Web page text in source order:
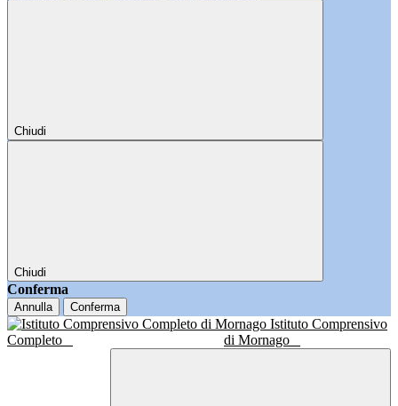
Chiudi
Chiudi
Conferma
Annulla Conferma
Istituto Comprensivo
Completo
di Mornago